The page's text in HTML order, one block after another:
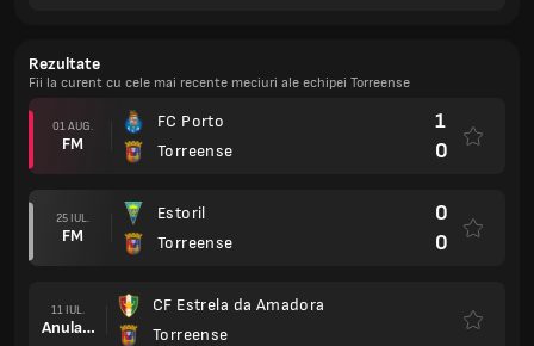
Rezultate
Fii la curent cu cele mai recente meciuri ale echipei Torreense
01 AUG.
FM
FC Porto
Torreense
1
0
25 IUL.
FM
Estoril
Torreense
0
0
11 IUL.
Anulare
CF Estrela da Amadora
Torreense